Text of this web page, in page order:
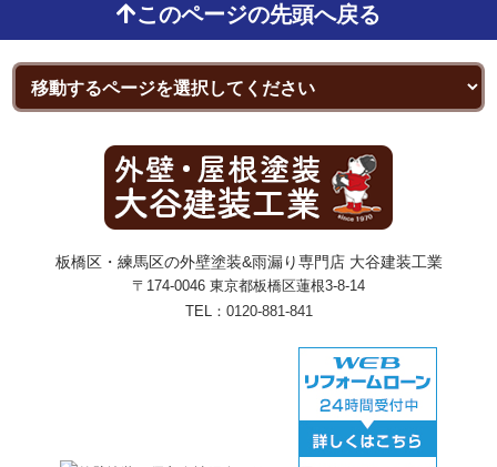
このページの先頭へ戻る
板橋区・練馬区の外壁塗装&雨漏り専門店 大谷建装工業
〒174-0046 東京都板橋区蓮根3-8-14
TEL： 0120-881-841